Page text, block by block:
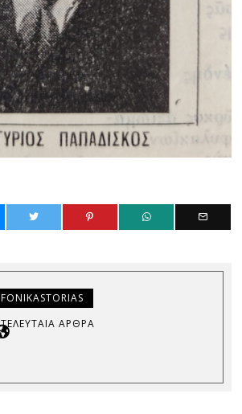
FONIKASTORIAS
ΤΕΛΕΥΤΑΊΑ ΆΡΘΡΑ